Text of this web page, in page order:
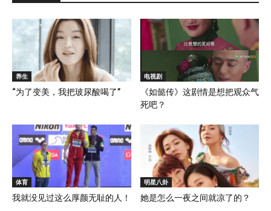
养生
“为了变美，我把玻尿酸喝了”
电视剧
《如懿传》这剧情是想把观众气
死吧？
体育
我就没见过这么厚颜无耻的人！
明星八卦
她是怎么一夜之间就凉了的？